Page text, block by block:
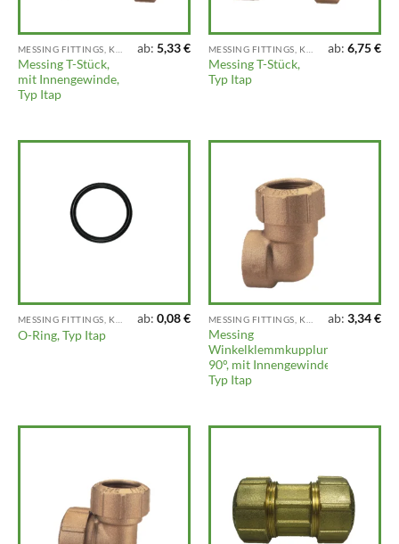
Messing T-Stück,
mit Innengewinde,
Typ Itap
ab:5,33€
Messing T-Stück,
Typ Itap
ab:6,75€
O-Ring, Typ Itap
ab:0,08€
Messing
Winkelklemmkupplung
90°, mit Innengewinde,
Typ Itap
ab:3,34€